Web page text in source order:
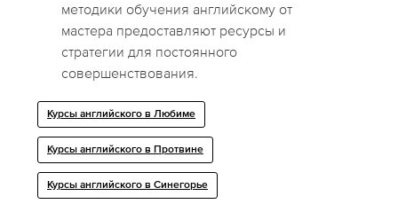
методики обучения английскому от
мастера предоставляют ресурсы и
стратегии для постоянного
совершенствования.
Курсы английского в Любиме
Курсы английского в Протвине
Курсы английского в Синегорье